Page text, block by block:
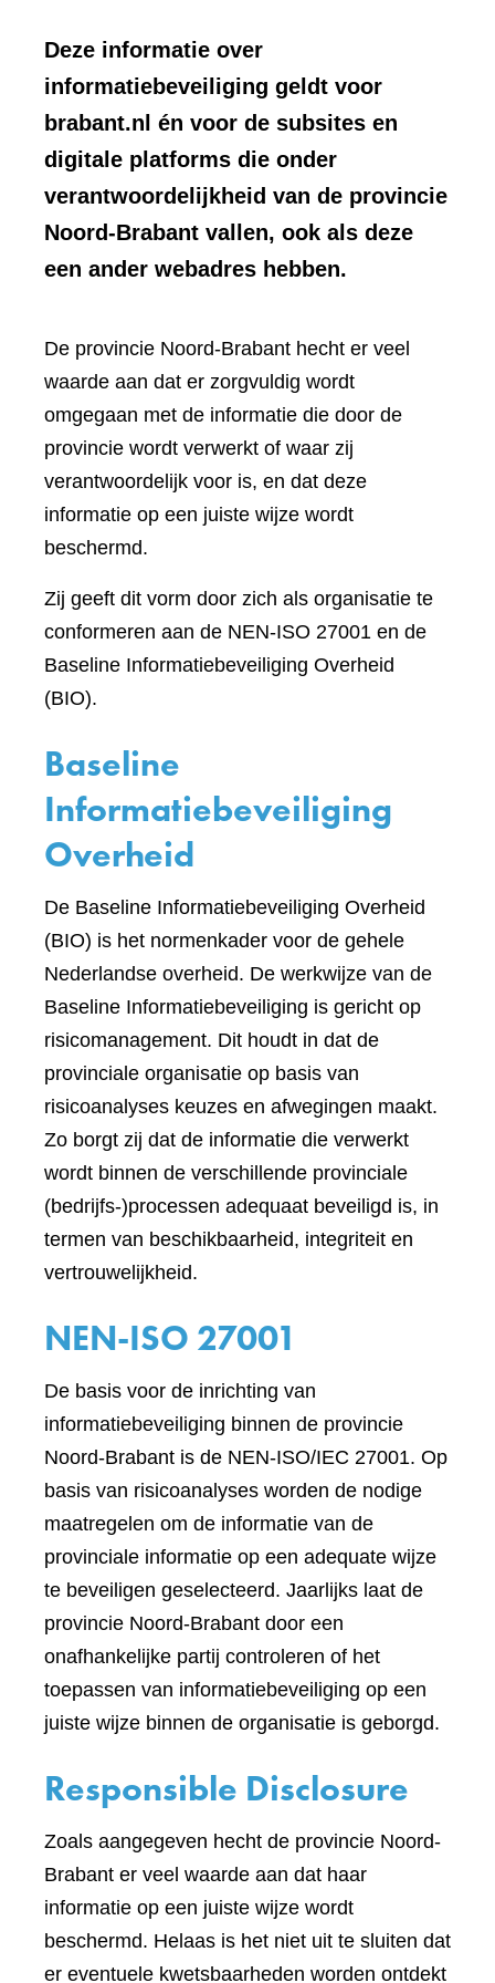
Deze informatie over
informatiebeveiliging geldt voor
brabant.nl én voor de subsites en
digitale platforms die onder
verantwoordelijkheid van de provincie
Noord-Brabant vallen, ook als deze
een ander webadres hebben.
De provincie Noord-Brabant hecht er veel
waarde aan dat er zorgvuldig wordt
omgegaan met de informatie die door de
provincie wordt verwerkt of waar zij
verantwoordelijk voor is, en dat deze
informatie op een juiste wijze wordt
beschermd.
Zij geeft dit vorm door zich als organisatie te
conformeren aan de NEN-ISO 27001 en de
Baseline Informatiebeveiliging Overheid
(BIO).
Baseline
Informatiebeveiliging
Overheid
De Baseline Informatiebeveiliging Overheid
(BIO) is het normenkader voor de gehele
Nederlandse overheid. De werkwijze van de
Baseline Informatiebeveiliging is gericht op
risicomanagement. Dit houdt in dat de
provinciale organisatie op basis van
risicoanalyses keuzes en afwegingen maakt.
Zo borgt zij dat de informatie die verwerkt
wordt binnen de verschillende provinciale
(bedrijfs-)processen adequaat beveiligd is, in
termen van beschikbaarheid, integriteit en
vertrouwelijkheid.
NEN-ISO 27001
De basis voor de inrichting van
informatiebeveiliging binnen de provincie
Noord-Brabant is de NEN-ISO/IEC 27001. Op
basis van risicoanalyses worden de nodige
maatregelen om de informatie van de
provinciale informatie op een adequate wijze
te beveiligen geselecteerd. Jaarlijks laat de
provincie Noord-Brabant door een
onafhankelijke partij controleren of het
toepassen van informatiebeveiliging op een
juiste wijze binnen de organisatie is geborgd.
Responsible Disclosure
Zoals aangegeven hecht de provincie Noord-
Brabant er veel waarde aan dat haar
informatie op een juiste wijze wordt
beschermd. Helaas is het niet uit te sluiten dat
er eventuele kwetsbaarheden worden ontdekt